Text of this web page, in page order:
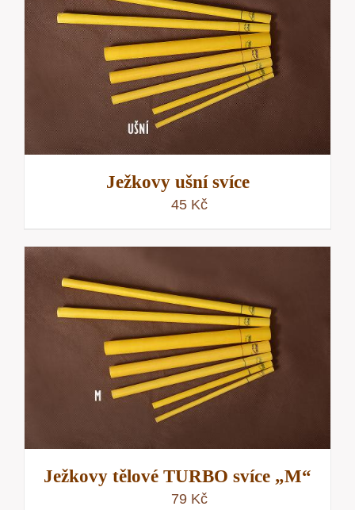
Ježkovy ušní svíce
45 Kč
Ježkovy tělové TURBO svíce „M“
79 Kč